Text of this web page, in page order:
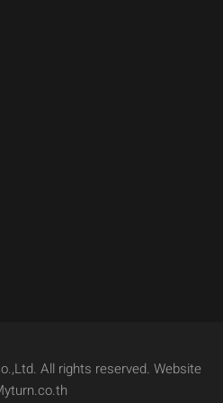
All rights reserved. Website